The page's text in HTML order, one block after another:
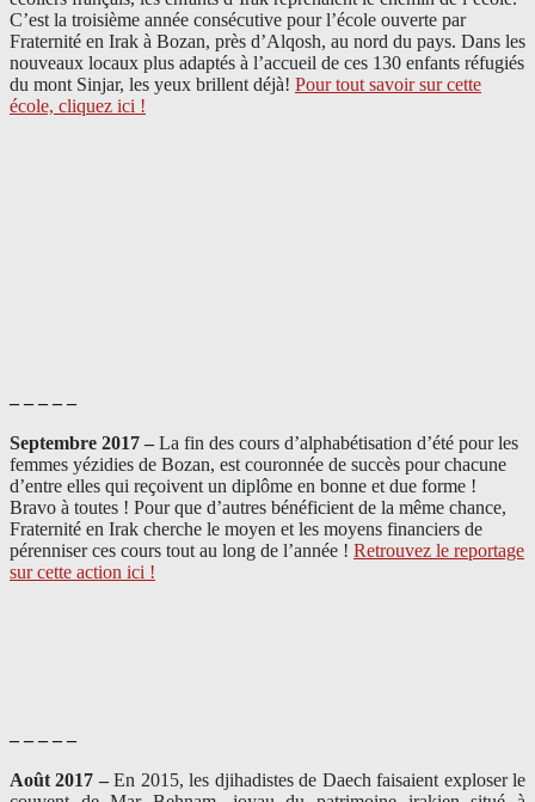
C’est la troisième année consécutive pour l’école ouverte par
Fraternité en Irak à Bozan, près d’Alqosh, au nord du pays. Dans les
nouveaux locaux plus adaptés à l’accueil de ces 130 enfants réfugiés
du mont Sinjar, les yeux brillent déjà! Pour tout savoir sur cette
école, cliquez ici !
– – – – –
Septembre 2017 – La fin des cours d’alphabétisation d’été pour les
femmes yézidies de Bozan, est couronnée de succès pour chacune
d’entre elles qui reçoivent un diplôme en bonne et due forme !
Bravo à toutes ! Pour que d’autres bénéficient de la même chance,
Fraternité en Irak cherche le moyen et les moyens financiers de
pérenniser ces cours tout au long de l’année ! Retrouvez le reportage
sur cette action ici !
– – – – –
Août 2017 –En 2015, les djihadistes de Daech faisaient exploser le